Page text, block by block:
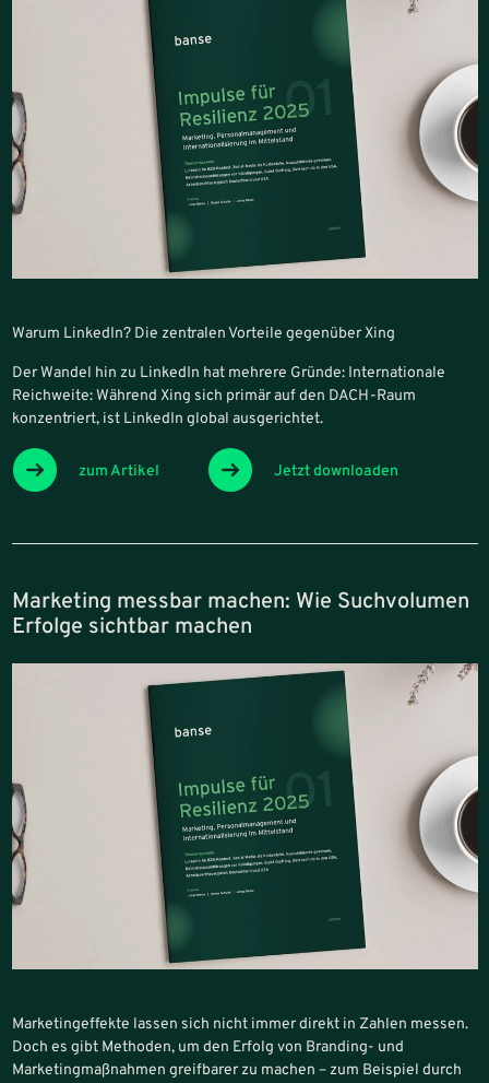
Warum LinkedIn? Die zentralen Vorteile gegenüber Xing
Der Wandel hin zu LinkedIn hat mehrere Gründe: Internationale
Reichweite: Während Xing sich primär auf den DACH-Raum
konzentriert, ist LinkedIn global ausgerichtet.
zum Artikel Jetzt downloaden
Marketing messbar machen: Wie Suchvolumen
Erfolge sichtbar machen
Marketingeffekte lassen sich nicht immer direkt in Zahlen messen.
Doch es gibt Methoden, um den Erfolg von Branding- und
Marketingmaßnahmen greifbarer zu machen – zum Beispiel durch